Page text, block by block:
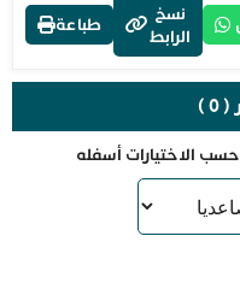
نسخ
الرابط
طباعة
)
الاختيارات أسفله